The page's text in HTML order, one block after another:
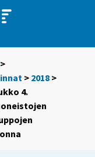
>
> 2018 >
4.